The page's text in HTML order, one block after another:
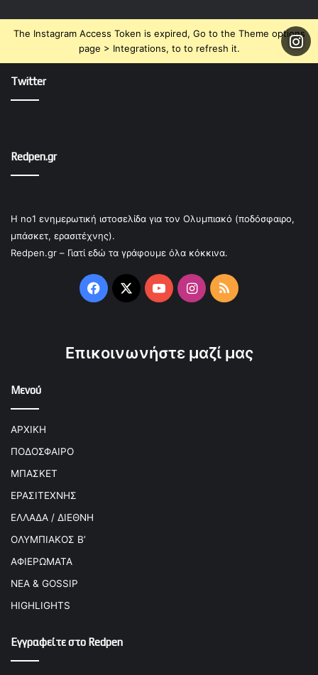
The Instagram Access Token is expired, Go to the Theme options
page > Integrations, to to refresh it.
Twitter
Redpen.gr
Η no1 ενημερωτική ιστοσελίδα για τον Ολυμπιακό (ποδόσφαιρο,
μπάσκετ, ερασιτέχνης).
Redpen.gr – Γιατί εδώ τα γράφουμε όλα κόκκινα.
Facebook
X YouTubeInstagram
RSS
Επικοινωνήστε μαζί μας
Μενού
ΑΡΧΙΚΗ
ΠΟΔΟΣΦΑΙΡΟ
ΜΠΑΣΚΕΤ
ΕΡΑΣΙΤΕΧΝΗΣ
ΕΛΛΑΔΑ / ΔΙΕΘΝΗ
ΟΛΥΜΠΙΑΚΟΣ Β’
ΑΦΙΕΡΩΜΑΤΑ
ΝΕΑ & GOSSIP
HIGHLIGHTS
Εγγραφείτε στο Redpen